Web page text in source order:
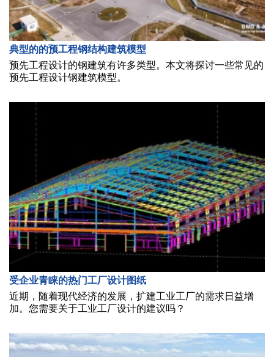
典型的的预工程钢结构建筑模型
预先工程设计的钢建筑有许多类型。本文将探讨一些常见的
预先工程设计钢建筑模型。
受企业青睐的热门工厂设计图纸
近期，随着现代经济的发展，扩建工业工厂的需求日益增
加。您需要关于工业工厂设计的建议吗？